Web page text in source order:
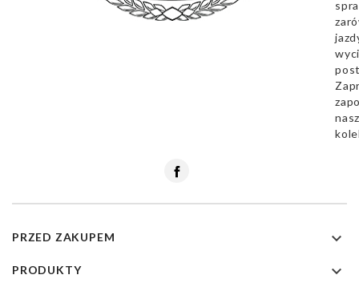
PRZED ZAKUPEM 
PRODUKTY 